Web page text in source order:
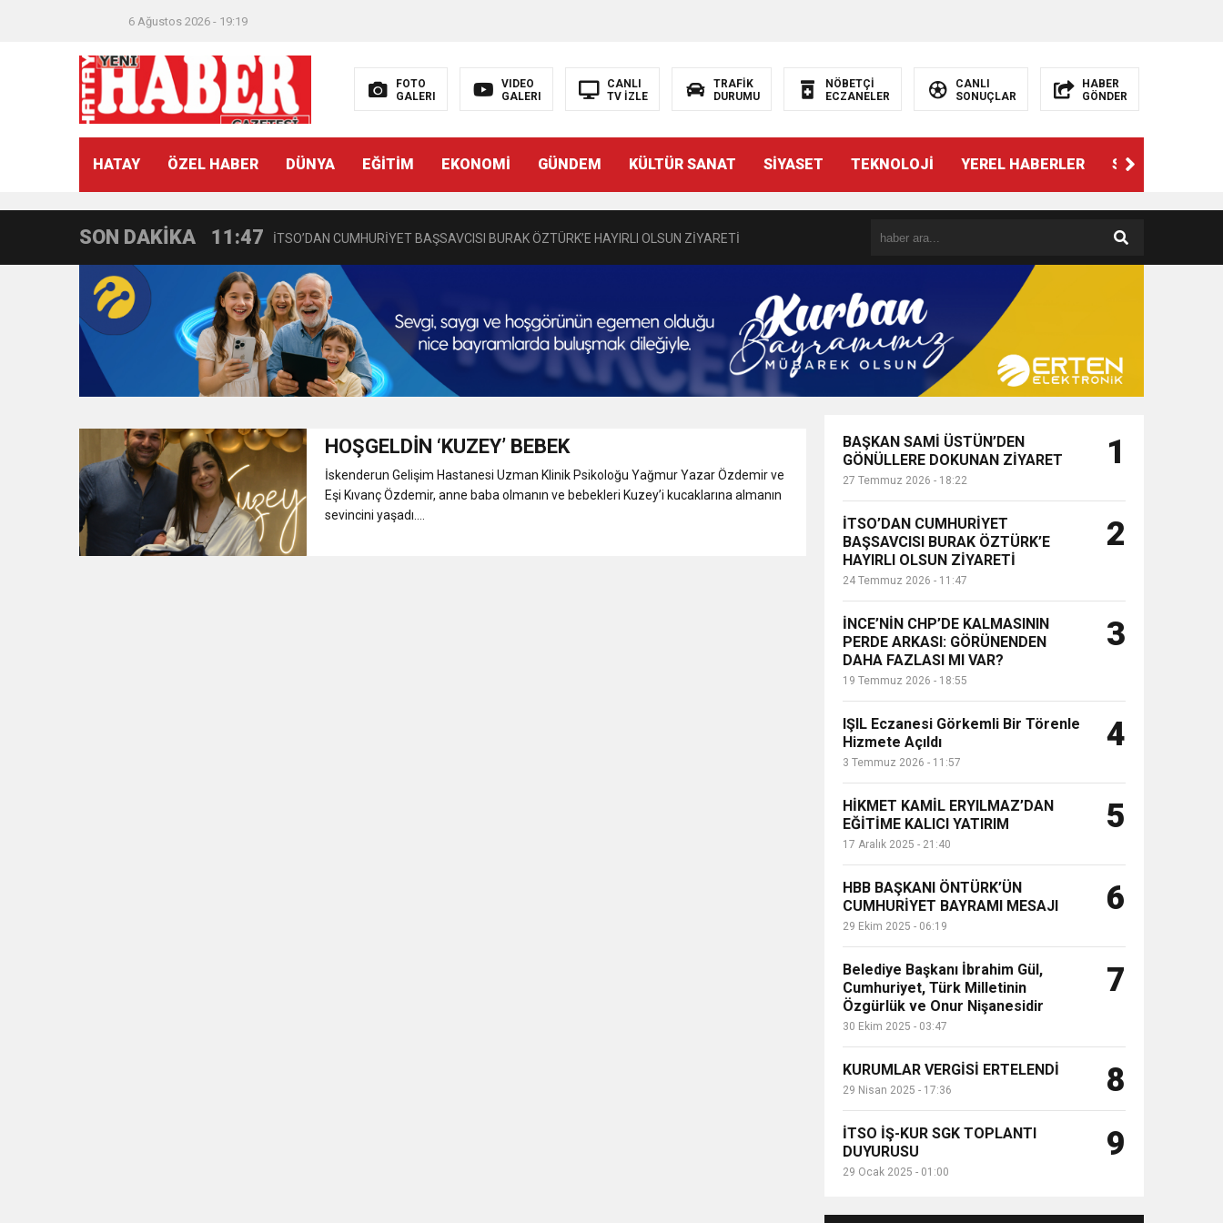
6 Ağustos 2026 - 19:19
FOTO
GALERI
VIDEO
GALERI
CANLI
TV İZLE
TRAFİK
DURUMU
NÖBETÇİ
ECZANELER
CANLI
SONUÇLAR
HABER
GÖNDER
HATAY ÖZEL HABER DÜNYA EĞİTİM EKONOMİ GÜNDEM KÜLTÜR SANAT SİYASET TEKNOLOJİ YEREL HABERLER SPOR
SON DAKİKA
21:40
11:47 İTSO’DAN CUMHURİYET BAŞSAVCISI BURAK ÖZTÜRK’E HAYIRLI OLSUN ZİYARETİ
18:55 İNCE’NİN CHP’DE KALMASININ PERDE ARKASI: GÖRÜNENDEN DAHA FAZLASI MI VAR?
11:57 IŞIL Eczanesi Görkemli Bir Törenle Hizmete Açıldı
21:40
3:47 Belediye Başkanı İbrahim Gül, Cumhuriyet, Türk Milletinin Özgürlük ve Onur Nişanesidir
6:19 HBB BAŞKANI ÖNTÜRK’ÜN CUMHURİYET BAYRAMI MESAJI
HOŞGELDİN ‘KUZEY’ BEBEK
İskenderun Gelişim Hastanesi Uzman Klinik Psikoloğu Yağmur Yazar Özdemir ve
Eşi Kıvanç Özdemir, anne baba olmanın ve bebekleri Kuzey’i kucaklarına almanın
sevincini yaşadı....
BAŞKAN SAMİ ÜSTÜN’DEN
GÖNÜLLERE DOKUNAN ZİYARET
27 Temmuz 2026 - 18:22
1
İTSO’DAN CUMHURİYET
BAŞSAVCISI BURAK ÖZTÜRK’E
HAYIRLI OLSUN ZİYARETİ
24 Temmuz 2026 - 11:47
2
İNCE’NİN CHP’DE KALMASININ
PERDE ARKASI: GÖRÜNENDEN
DAHA FAZLASI MI VAR?
19 Temmuz 2026 - 18:55
3
IŞIL Eczanesi Görkemli Bir Törenle
Hizmete Açıldı
3 Temmuz 2026 - 11:57
4
HİKMET KAMİL ERYILMAZ’DAN
EĞİTİME KALICI YATIRIM
17 Aralık 2025 - 21:40
5
HBB BAŞKANI ÖNTÜRK’ÜN
CUMHURİYET BAYRAMI MESAJI
29 Ekim 2025 - 06:19
6
Belediye Başkanı İbrahim Gül,
Cumhuriyet, Türk Milletinin
Özgürlük ve Onur Nişanesidir
30 Ekim 2025 - 03:47
7
KURUMLAR VERGİSİ ERTELENDİ
29 Nisan 2025 - 17:36 8
İTSO İŞ-KUR SGK TOPLANTI
DUYURUSU
29 Ocak 2025 - 01:00
9